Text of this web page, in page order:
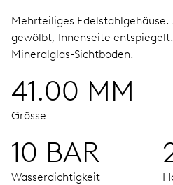
Mehrteiliges Edelstahlgehäuse.
gewölbt, Innenseite entspiegelt.
Mineralglas-Sichtboden.
41.00 MM
Grösse
10 BAR
Wasserdichtigkeit